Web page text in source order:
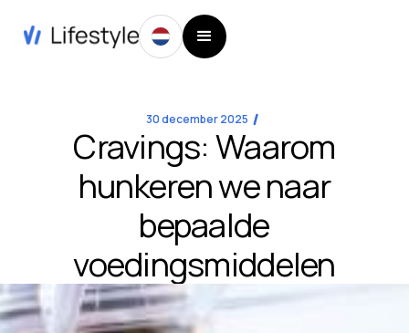
30 december 2025
Cravings: Waarom
hunkeren we naar
bepaalde
voedingsmiddelen